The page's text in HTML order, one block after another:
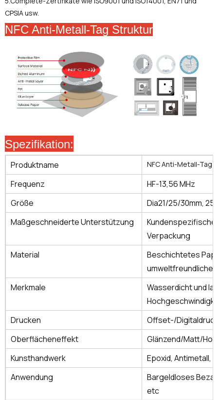
CPSIA usw.
NFC Anti-Metall-Tag Struktur
Spezifikation:
Produktname NFC Anti-Metall-Tag
Frequenz
HF-13,56 MHz
Größe
Dia21/25/30mm,
Maßgeschneiderte Unterstützung
Kundenspezifische
Verpackung
Material
Beschichtetes
umweltfreundliches
Merkmale
Wasserdicht und
Drucken
Offset-/
Oberflächeneffekt
Glänzend/Matt/
Kunsthandwerk
Epoxid, Antimetall,
Anwendung
Bargeldloses
etc